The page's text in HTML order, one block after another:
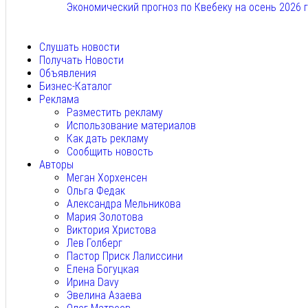
Экономический прогноз по Квебеку на осень 2026
Слушать новости
Получать Новости
Объявления
Бизнес-Каталог
Реклама
Разместить рекламу
Использование материалов
Как дать рекламу
Сообщить новость
Авторы
Меган Хорхенсен
Ольга Федак
Александра Мельникова
Мария Золотова
Виктория Христова
Лев Голберг
Пастор Приск Лалиссини
Елена Богуцкая
Ирина Davy
Эвелина Азаева